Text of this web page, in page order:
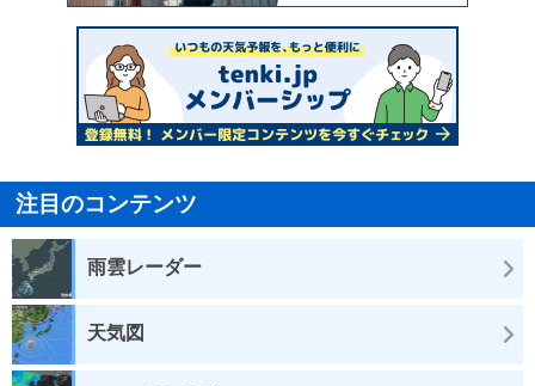
注目のコンテンツ
雨雲レーダー
天気図